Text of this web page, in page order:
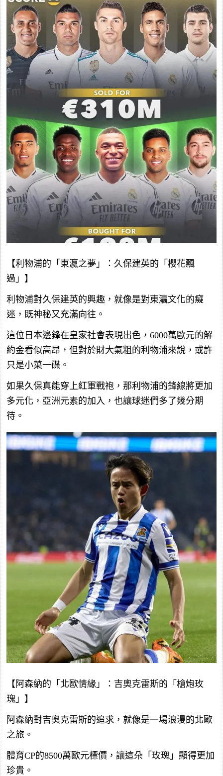
【利物浦的「東瀛之夢」：久保建英的「櫻花飄
過」】
利物浦對久保建英的興趣，就像是對東瀛文化的癡
迷，既神秘又充滿向往。
這位日本邊鋒在皇家社會表現出色，6000萬歐元的解
約金看似高昂，但對於財大氣粗的利物浦來說，或許
只是小菜一碟。
如果久保真能穿上紅軍戰袍，那利物浦的鋒線將更加
多元化，亞洲元素的加入，也讓球迷們多了幾分期
待。
【阿森納的「北歐情緣」：吉奧克雷斯的「槍炮玫
瑰」】
阿森納對吉奧克雷斯的追求，就像是一場浪漫的北歐
之旅。
體育CP的8500萬歐元標價，讓這朵「玫瑰」顯得更加
珍貴。